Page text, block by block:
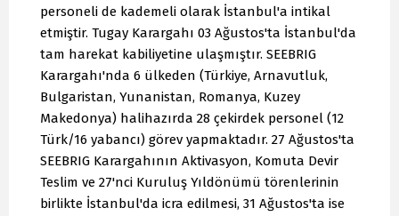
personeli de kademeli olarak İstanbul'a intikal
etmiştir. Tugay Karargahı 03 Ağustos'ta İstanbul'da
tam harekat kabiliyetine ulaşmıştır. SEEBRIG
Karargahı'nda 6 ülkeden (Türkiye, Arnavutluk,
Bulgaristan, Yunanistan, Romanya, Kuzey
Makedonya) halihazırda 28 çekirdek personel (12
Türk/16 yabancı) görev yapmaktadır. 27 Ağustos'ta
SEEBRIG Karargahının Aktivasyon, Komuta Devir
Teslim ve 27'nci Kuruluş Yıldönümü törenlerinin
birlikte İstanbul'da icra edilmesi, 31 Ağustos'ta ise